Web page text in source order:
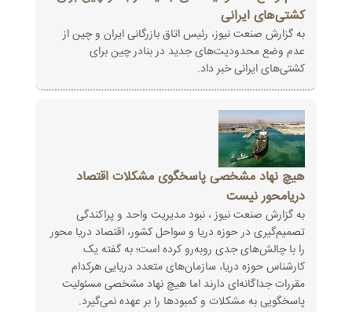
کشتی‌های ایرانی
به گزارش صنعت نیوز، رئیس اتاق بازرگانی ایران و چین از
عدم وضع محدودیت‌های جدید در بنادر چین برای
کشتی‌های ایرانی خبر داد.
هیچ نهاد مشخصی پاسخگوی مشکلات اقتصاد
دریامحور نیست
به گزارش صنعت نیوز ، نبود مدیریت واحد و پراکندگی
تصمیم‌گیری در حوزه دریا و سواحل کشور، اقتصاد دریا محور
را با چالش‌های جدی روبه‌رو کرده است؛ به گفته یک
کارشناس حوزه دریا، سازمان‌های متعدد دریایی هرکدام
مقررات جداگانه‌ای دارند اما هیچ نهاد مشخصی مسئولیت
پاسخگویی به مشکلات و کمبودها را بر عهده نمی‌گیرد.